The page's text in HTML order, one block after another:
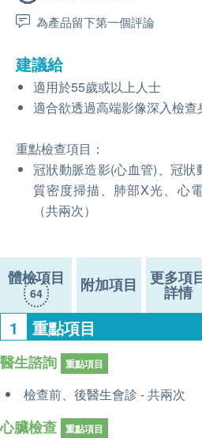
為產品留下第一個評論
建議給
適用於55歲或以上人士
適合欲透過高端影像深入檢
重點檢查項目：
冠狀動脈造影(心血管)、冠
質密度掃描、肺部X光、心
（共兩次）
體檢項目
64 附加項目 更多項
詳情
1 重點項目
醫生諮詢 重點項目
檢查前、後醫生會診 - 共兩次
心臟檢查 重點項目